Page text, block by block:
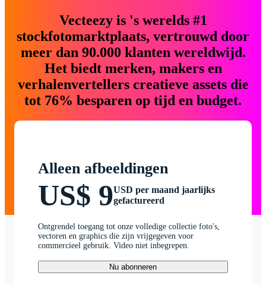
Vecteezy is 's werelds #1
stockfotomarktplaats, vertrouwd door
meer dan 90.000 klanten wereldwijd.
Het biedt merken, makers en
verhalenvertellers creatieve assets die
tot 76% besparen op tijd en budget.
Alleen afbeeldingen
US$ 9USD per maand jaarlijks
gefactureerd
Ontgrendel toegang tot onze volledige collectie foto's,
vectoren en graphics die zijn vrijgegeven voor
commercieel gebruik. Video niet inbegrepen.
Nu abonneren